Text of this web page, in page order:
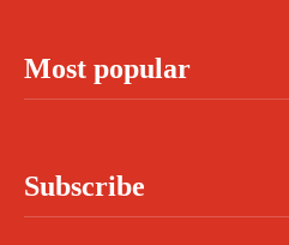
Most popular
Subscribe